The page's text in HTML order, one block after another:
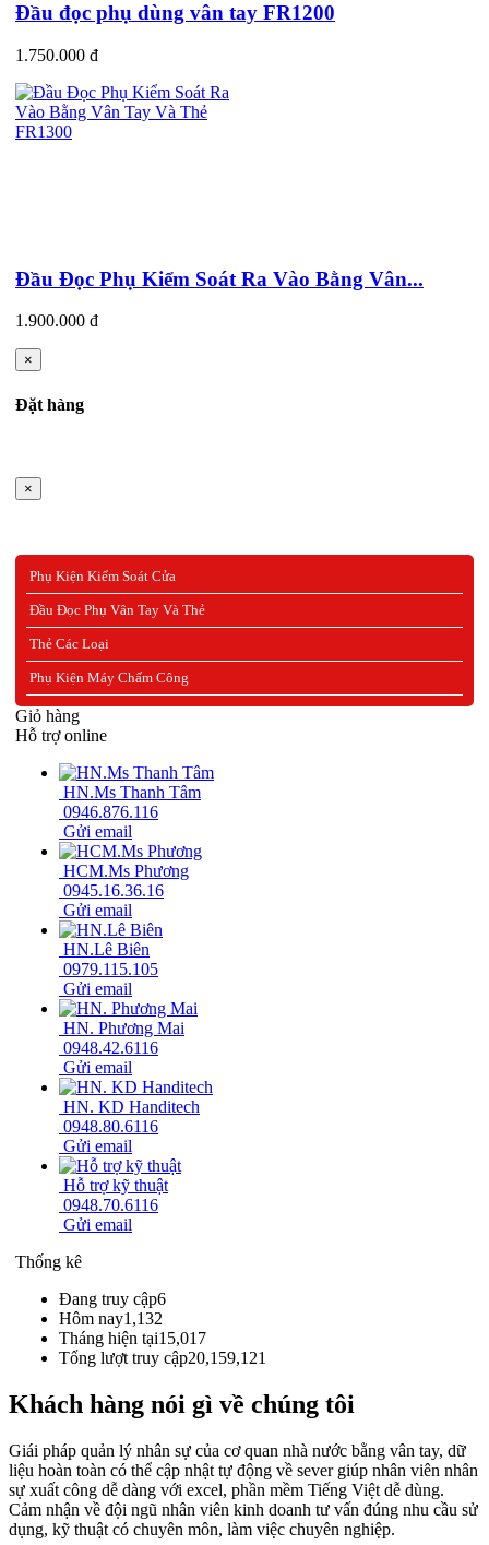
Đầu đọc phụ dùng vân tay FR1200
1.750.000 đ
Đầu Đọc Phụ Kiểm Soát Ra Vào Bằng Vân...
1.900.000 đ
×
Đặt hàng
×
Phụ Kiện Kiểm Soát Cửa
Đầu Đọc Phụ Vân Tay Và Thẻ
Thẻ Các Loại
Phụ Kiện Máy Chấm Công
Giỏ hàng
Hỗ trợ online
HN.Ms Thanh Tâm
0946.876.116
Gửi email
HCM.Ms Phương
0945.16.36.16
Gửi email
HN.Lê Biên
0979.115.105
Gửi email
HN. Phương Mai
0948.42.6116
Gửi email
HN. KD Handitech
0948.80.6116
Gửi email
Hỗ trợ kỹ thuật
0948.70.6116
Gửi email
Thống kê
Đang truy cập6
Hôm nay1,132
Tháng hiện tại15,017
Tổng lượt truy cập20,159,121
Khách hàng nói gì về chúng tôi
Giái pháp quản lý nhân sự của cơ quan nhà nước bằng vân tay, dữ
liệu hoàn toàn có thể cập nhật tự động về sever giúp nhân viên nhân
sự xuất công dễ dàng với excel, phần mềm Tiếng Việt dễ dùng.
Cảm nhận về đội ngũ nhân viên kinh doanh tư vấn đúng nhu cầu sử
dụng, kỹ thuật có chuyên môn, làm việc chuyên nghiệp.